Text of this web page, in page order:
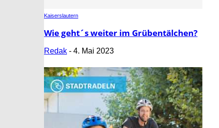
Kaiserslautern
Wie geht´s weiter im Grübentälchen?
Redak - 4. Mai 2023